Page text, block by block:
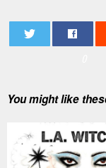
You might like